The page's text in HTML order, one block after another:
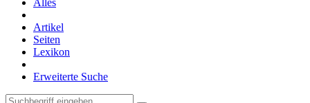
Alles
Artikel
Seiten
Lexikon
Erweiterte Suche